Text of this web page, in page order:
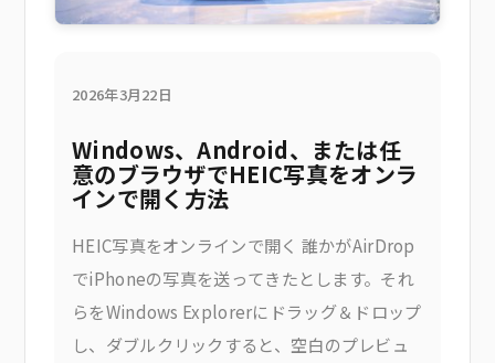
2026年3月22日
Windows、Android、または任
意のブラウザでHEIC写真をオンラ
インで開く方法
HEIC写真をオンラインで開く 誰かがAirDrop
でiPhoneの写真を送ってきたとします。それ
らをWindows Explorerにドラッグ＆ドロップ
し、ダブルクリックすると、空白のプレビュ